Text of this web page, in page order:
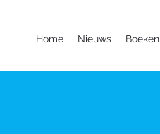
Home Nieuws Boeken